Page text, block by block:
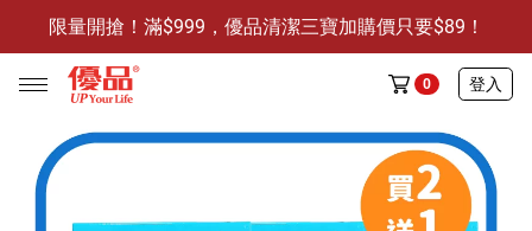
限量開搶！滿$999，優品清潔三寶加購價只要$89！
防霉清潔好幫手-任3件贈保濕抗菌洗手乳
限量開搶！滿$999，優品清潔三寶加購價只要$89！
0 登入